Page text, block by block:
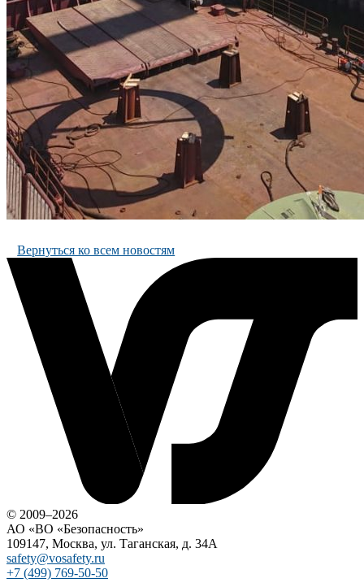
Вернуться ко всем новостям
© 2009–2026
АО «ВО «Безопасность»
109147, Москва, ул. Таганская, д. 34А
safety@vosafety.ru
+7 (499) 769-50-50